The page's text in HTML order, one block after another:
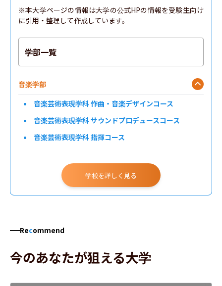
※本大学ページの情報は大学の公式HPの情報を受験生向け
に引用・整理して作成しています。
学部一覧
音楽学部
音楽芸術表現学科 作曲・音楽デザインコース
音楽芸術表現学科 サウンドプロデュースコース
音楽芸術表現学科 指揮コース
音楽芸術表現学科 声とことばの創造表現コース
音楽芸術表現学科 ピアノ演奏家コース
音楽芸術表現学科 ピアノミュージッククリエイターコース
音楽芸術表現学科 オルガンコース
音楽芸術表現学科 電子オルガンコース
学校を詳しく見る
Recommend
今のあなたが狙える大学